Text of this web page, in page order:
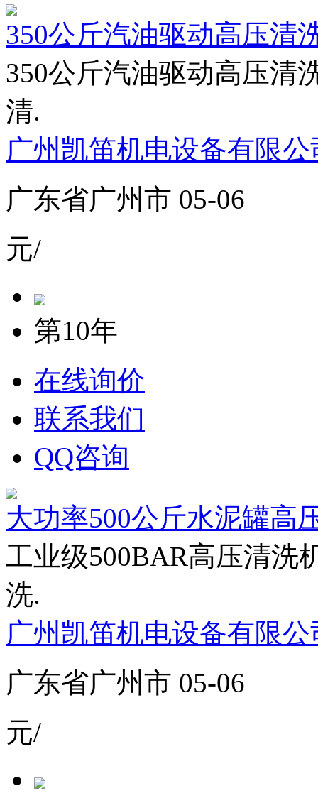
350公斤汽油驱动高压清
350公斤汽油驱动高压清
清.
广州凯笛机电设备有限公
广东省广州市 05-06
元/
第10年
在线询价
联系我们
QQ咨询
大功率500公斤水泥罐高
工业级500BAR高压清洗
洗.
广州凯笛机电设备有限公
广东省广州市 05-06
元/